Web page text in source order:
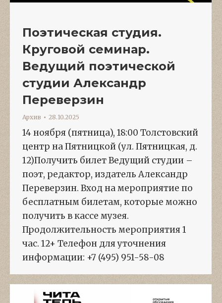
Поэтическая студия.
Круговой семинар.
Ведущий поэтической
студии Александр
Переверзин
Архив 28.10.2025
14 ноября (пятница), 18:00 Толстовский
центр на Пятницкой (ул. Пятницкая, д.
12)Получить билет Ведущий студии –
поэт, редактор, издатель Александр
Переверзин. Вход на мероприятие по
бесплатным билетам, которые можно
получить в кассе музея.
Продолжительность мероприятия 1
час. 12+ Телефон для уточнения
информации: +7 (495) 951-58-08